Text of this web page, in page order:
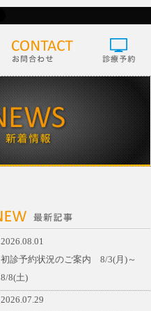
2026.08.01
初診予約状況のご案内 8/3(月)～
8/8(土)
2026.07.29